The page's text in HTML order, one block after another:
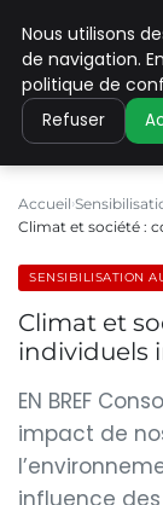
Accueil
Climat et société :
SENSIBILISATION
Climat et
individuels
EN BREF
impact de
influence
Nous utilisons
de navigation.
politique de
Refuser